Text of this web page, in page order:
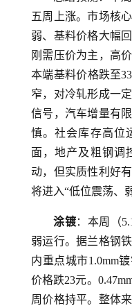
五周上涨。市场核
弱、基料价格大幅
刚需压价为主，高
本端基料价格跌至
窄，对冷轧形成一
信号，汽车增量有
慎。社会库存高位
面，地产及粗钢调
动，但实质性利好
将进入“低位震荡、
涂镀：本周（
弱运行。据兰格钢
内重点城市1.0mm
价格跌23元。
周价格持平。整体